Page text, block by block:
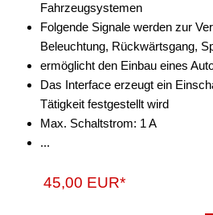
Cinch-Kabel
DAB+
Entriegelung
Entstörmaterial
Ersatzteile
Fahrzeughalter
Fahrzeugsystemen
Folgende Signale werden zur
Beleuchtung, Rückwärtsgang,
ermöglicht den Einbau eines
Das Interface erzeugt ein
Tätigkeit festgestellt wird
Max. Schaltstrom: 1 A
...
45,00 EUR*